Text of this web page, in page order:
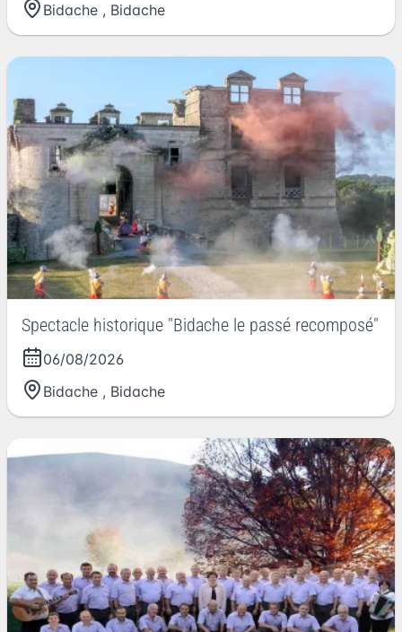
Bidache , Bidache
Spectacle historique "Bidache le passé recomposé"
06/08/2026
Bidache , Bidache